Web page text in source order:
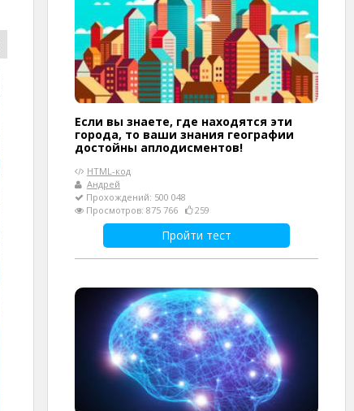
Если вы знаете, где находятся эти
города, то ваши знания географии
достойны аплодисментов!
HTML-код
Андрей
Прохождений: 500 048
Просмотров: 875 766
259
Пройти тест